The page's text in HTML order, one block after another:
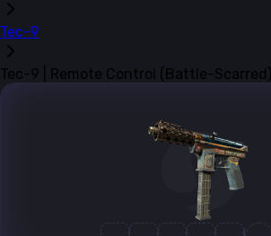
Tec-9
Tec-9 | Remote Control (Battle-Scarred)